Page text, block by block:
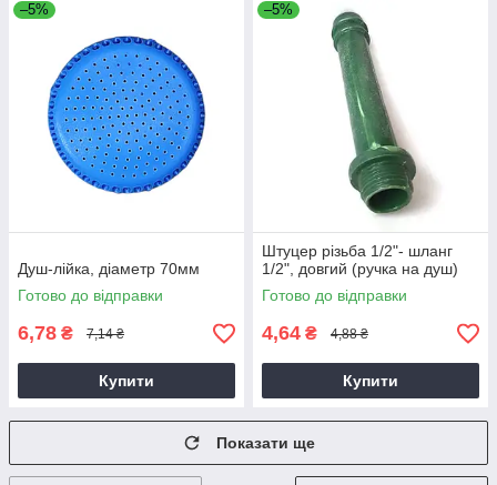
–5%
Душ-лійка, діаметр 70мм
Готово до відправки
6,78 ₴ 7,14 ₴
Купити
–5%
Штуцер різьба 1/2"- шланг
1/2", довгий (ручка на душ)
Готово до відправки
4,64 ₴ 4,88 ₴
Купити
Показати ще